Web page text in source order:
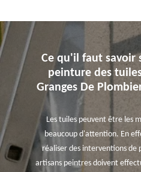
Ce qu'il faut savoir
peinture des
Granges De
Les tuiles peuvent être les
beaucoup d'attention. En
réaliser des interventions de
artisans peintres doivent